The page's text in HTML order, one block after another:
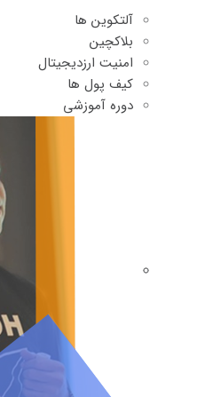
آلتکوین ها
بلاکچین
امنیت ارزدیجیتال
کیف پول ها
دوره‌ آموزشی